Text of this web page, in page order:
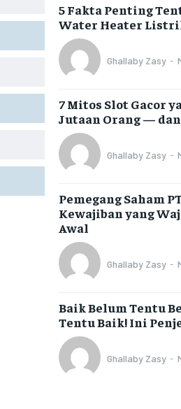
5 Fakta Penting
Water Heater
Ghallaby Zasy -
7 Mitos Slot Gacor
Jutaan Orang —
Ghallaby Zasy -
Pemegang Saham
Kewajiban yang
Awal
Ghallaby Zasy -
Baik Belum Tentu
Tentu Baik! Ini
Ghallaby Zasy -